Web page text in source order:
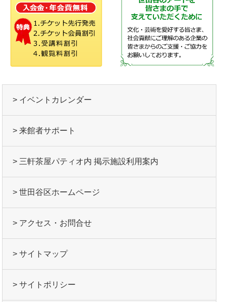
> イベントカレンダー
> 来館者サポート
> 三軒茶屋パティオ内 掲示施設利用案内
> 世田谷区ホームページ
> アクセス・お問合せ
> サイトマップ
> サイトポリシー